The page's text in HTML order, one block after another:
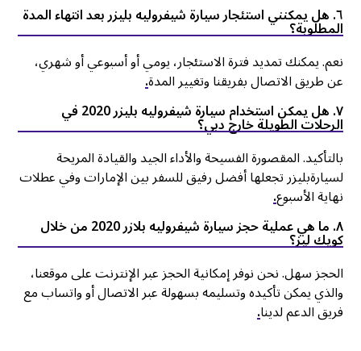
٦. هل يمكنني استئجار سيارة شيفروليه بليزر بعد انتهاء المدة
المطلوبة؟
نعم. يمكنك تمديد فترة الاستئجار، يومي أو أسبوعي أو شهري،
عن طريق الاتصال بفريقنا وتغيير المدة.
٧. هل يمكن استخدام سيارة شيفروليه بليزر 2020 في
الرحلات الطويلة خارج دبي؟
بالتأكيد. المقصورة الفسيحة والأداء الجيد والقيادة المريحة
لسيارةبليزر تجعلها أفضل رفيق للسفر بين الإمارات وفي عطلات
نهاية الأسبوع.
٨. ما هي عملية حجز سيارة شيفروليه بلازر 2020 من خلال
كويك ليز؟
الحجز سهل. نحن نوفر إمكانية الحجز عبر الإنترنت على موقعنا،
والذي يمكن تأكيده وتسليمه بسهولة عبر الاتصال أو واتساب مع
فريق الدعم لدينا.